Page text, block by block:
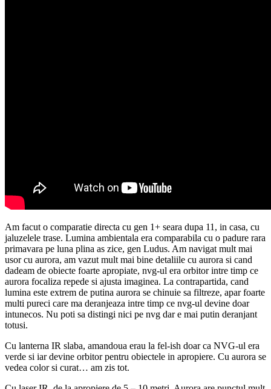
Am facut o comparatie directa cu gen 1+ seara dupa 11, in casa, cu
jaluzelele trase. Lumina ambientala era comparabila cu o padure rara
primavara pe luna plina as zice, gen Ludus. Am navigat mult mai
usor cu aurora, am vazut mult mai bine detaliile cu aurora si cand
dadeam de obiecte foarte apropiate, nvg-ul era orbitor intre timp ce
aurora focaliza repede si ajusta imaginea. La contrapartida, cand
lumina este extrem de putina aurora se chinuie sa filtreze, apar foarte
multi pureci care ma deranjeaza intre timp ce nvg-ul devine doar
intunecos. Nu poti sa distingi nici pe nvg dar e mai putin deranjant
totusi.
Cu lanterna IR slaba, amandoua erau la fel-ish doar ca NVG-ul era
verde si iar devine orbitor pentru obiectele in apropiere. Cu aurora se
vedea color si curat… am zis tot.